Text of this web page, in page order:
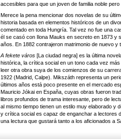
accesibles para que un joven de familia noble
Merece la pena mencionar dos novelas de su
historia basada en elementos históricos de un
comentado en toda Hungría. Tal vez no fue una
él se casó con Ilona Mauks en secreto en 1873 y
años. En 1882 contrajeron matrimonio de nuevo y
A fekete város [La ciudad negra] es la última
histórica, la crítica social en un tono cada vez
leer otra obra suya de los comienzos de su
1922 (Madrid, Calpe). Mikszáth representa un
últimos años está poco presente en el mercado
Mauricio Jókai en España, cuyas obras fueron
libros profundos de trama interesante, pero de
al mismo tiempo tienen un estilo muy elaborado y
y crítica social es capaz de enganchar a lectores
una lectura que gustará tanto a los aficionados a